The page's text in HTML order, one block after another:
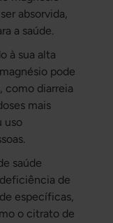
absorvida,
a saúde.
à sua alta
pode
como diarreia
mais
uso
saúde
de
específicas,
o citrato de